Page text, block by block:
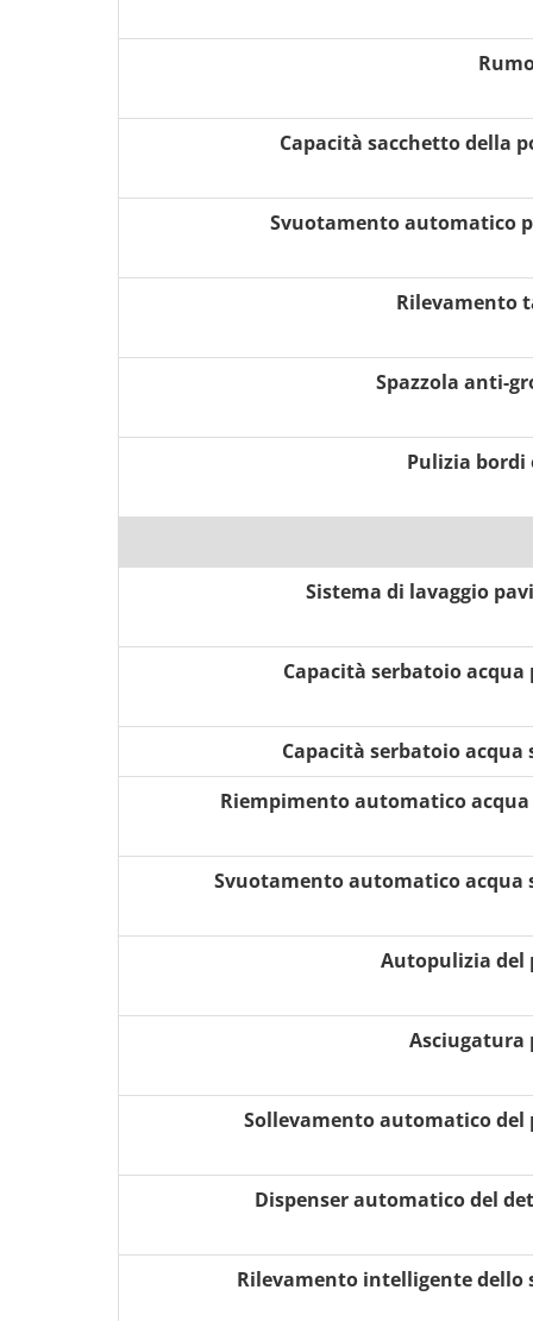
Capacità sacchetto della
Svuotamento automatico
Rilevamento
Spazzola anti-
Pulizia bordi
Sistema di lavaggio
Capacità serbatoio
Capacità serbatoio acqua
Riempimento automatico
Svuotamento automatico acqua
Autopulizia del
Asciugatura
Sollevamento automatico del
Dispenser automatico del
Rilevamento intelligente dello